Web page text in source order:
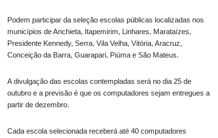
Podem participar da seleção escolas públicas localizadas nos
municípios de Anchieta, Itapemirim, Linhares, Marataízes,
Presidente Kennedy, Serra, Vila Velha, Vitória, Aracruz,
Conceição da Barra, Guarapari, Piúma e São Mateus.
A divulgação das escolas contempladas será no dia 25 de
outubro e a previsão é que os computadores sejam entregues a
partir de dezembro.
Cada escola selecionada receberá até 40 computadores